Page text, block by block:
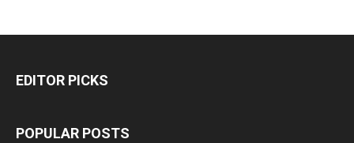
EDITOR PICKS
POPULAR POSTS